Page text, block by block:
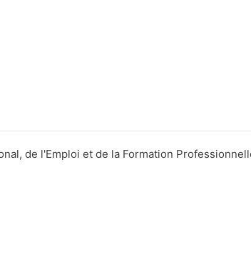
de l'Emploi et de la Formation